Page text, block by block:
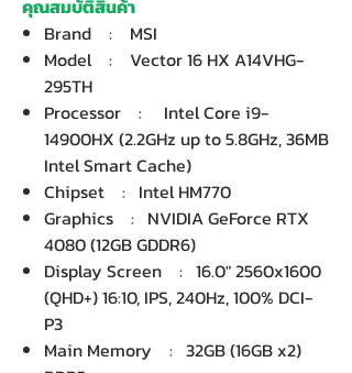
คุณสมบัติสินค้า
Brand : MSI
Model : Vector 16 HX A14VHG-
295TH
Processor : Intel Core i9-
14900HX (2.2GHz up to 5.8GHz, 36MB
Intel Smart Cache)
Chipset : Intel HM770
Graphics : NVIDIA GeForce RTX
4080 (12GB GDDR6)
Display Screen : 16.0" 2560x1600
(QHD+) 16:10, IPS, 240Hz, 100% DCI-
P3
Main Memory : 32GB (16GB x2)